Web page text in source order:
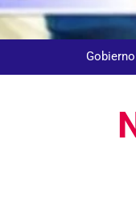
Nuestros
Nuestros